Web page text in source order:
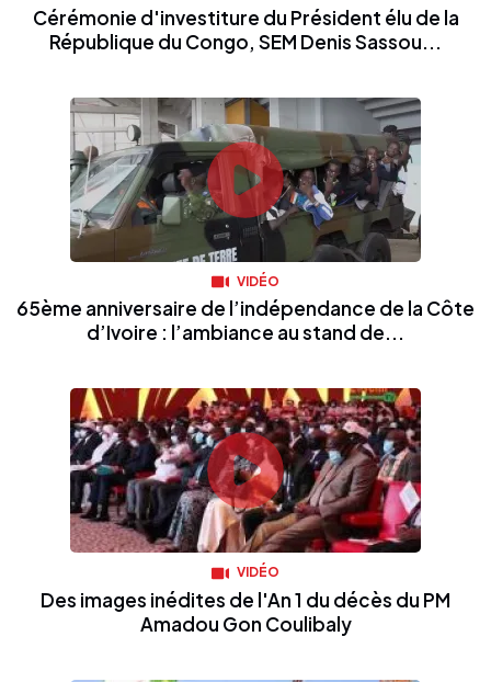
Cérémonie d'investiture du Président élu de la
République du Congo, SEM Denis Sassou...
VIDÉO
65ème anniversaire de l’indépendance de la Côte
d’Ivoire : l’ambiance au stand de...
VIDÉO
Des images inédites de l'An 1 du décès du PM
Amadou Gon Coulibaly